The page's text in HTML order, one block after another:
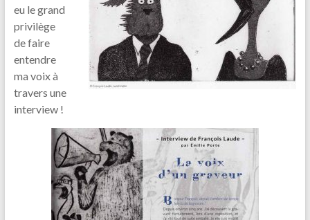
eu le grand
privilège
de faire
entendre
ma voix à
travers une
interview !